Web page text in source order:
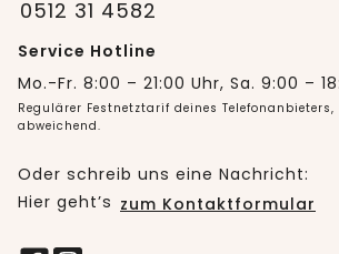
0512 31 4582
Service Hotline
Mo.-Fr. 8:00 – 21:00 Uhr, Sa. 9:00 –
Regulärer Festnetztarif deines
abweichend.
Oder schreib uns eine Nachricht:
Hier geht’s zum Kontaktformular